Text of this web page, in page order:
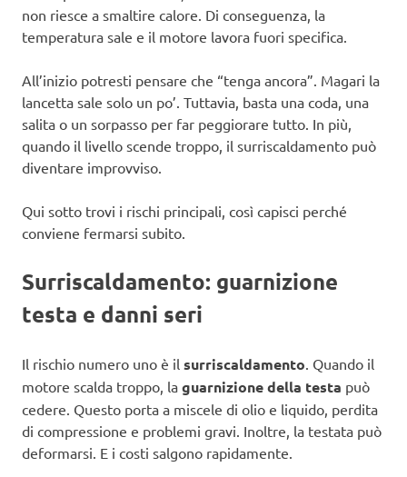
non riesce a smaltire calore. Di conseguenza, la
temperatura sale e il motore lavora fuori specifica.
All’inizio potresti pensare che “tenga ancora”. Magari la
lancetta sale solo un po’. Tuttavia, basta una coda, una
salita o un sorpasso per far peggiorare tutto. In più,
quando il livello scende troppo, il surriscaldamento può
diventare improvviso.
Qui sotto trovi i rischi principali, così capisci perché
conviene fermarsi subito.
Surriscaldamento: guarnizione
testa e danni seri
Il rischio numero uno è il surriscaldamento . Quando il
motore scalda troppo, la guarnizione della testa può
cedere. Questo porta a miscele di olio e liquido, perdita
di compressione e problemi gravi. Inoltre, la testata può
deformarsi. E i costi salgono rapidamente.